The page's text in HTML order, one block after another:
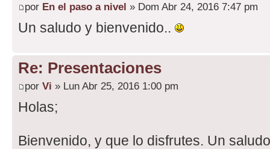
por En el paso a nivel » Dom Abr 24, 2016 7:47 pm
Un saludo y bienvenido..
Re: Presentaciones
por Vi » Lun Abr 25, 2016 1:00 pm
Holas;
Bienvenido, y que lo disfrutes. Un